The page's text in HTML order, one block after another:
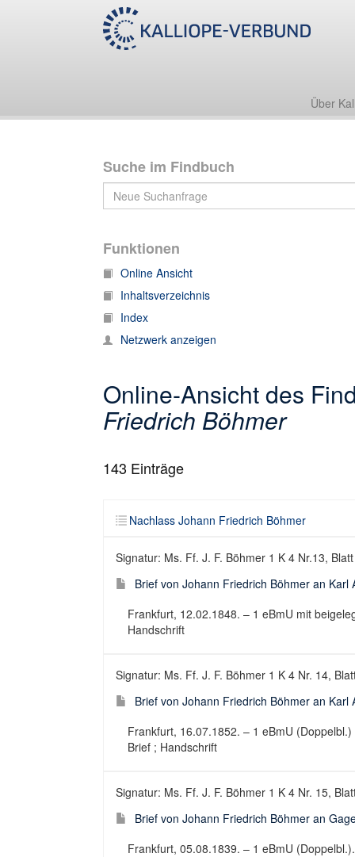
Über
Suche im Findbuch
Funktionen
Online Ansicht
Inhaltsverzeichnis
Index
Netzwerk anzeigen
Online-Ansicht des
Friedrich Böhmer
143 Einträge
Nachlass Johann Friedrich Böhmer
Nachlass Johann Friedrich Böhmer
Signatur: Ms. Ff. J. F. Böhmer 1 K 4 Nr.13,
Brief von Johann Friedrich Böhmer an Karl
Frankfurt, 12.02.1848. – 1 eBmU mit
Handschrift
Signatur: Ms. Ff. J. F. Böhmer 1 K 4 Nr. 14,
Brief von Johann Friedrich Böhmer an Karl
Frankfurt, 16.07.1852. – 1 eBmU
Brief ; Handschrift
Signatur: Ms. Ff. J. F. Böhmer 1 K 4 Nr. 15,
Brief von Johann Friedrich Böhmer an
Frankfurt, 05.08.1839. – 1 eBmU